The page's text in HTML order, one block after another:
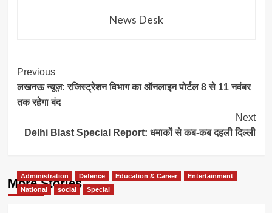
News Desk
Post
Navigation
Previous
लखनऊ न्यूज़: रजिस्ट्रेशन विभाग का ऑनलाइन पोर्टल 8 से 11 नवंबर
तक रहेगा बंद
Next
Delhi Blast Special Report: धमाकों से कब-कब दहली दिल्ली
More Stories
Administration Defence Education & Career
Entertainment
National
social Special